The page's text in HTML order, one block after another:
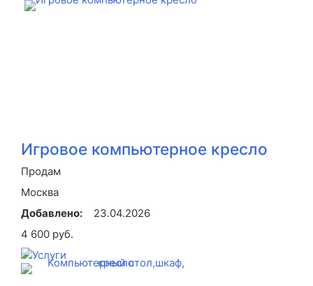
Игровое компьютерное кресло
Продам
Москва
Добавлено:
23.04.2026
4 600 руб.